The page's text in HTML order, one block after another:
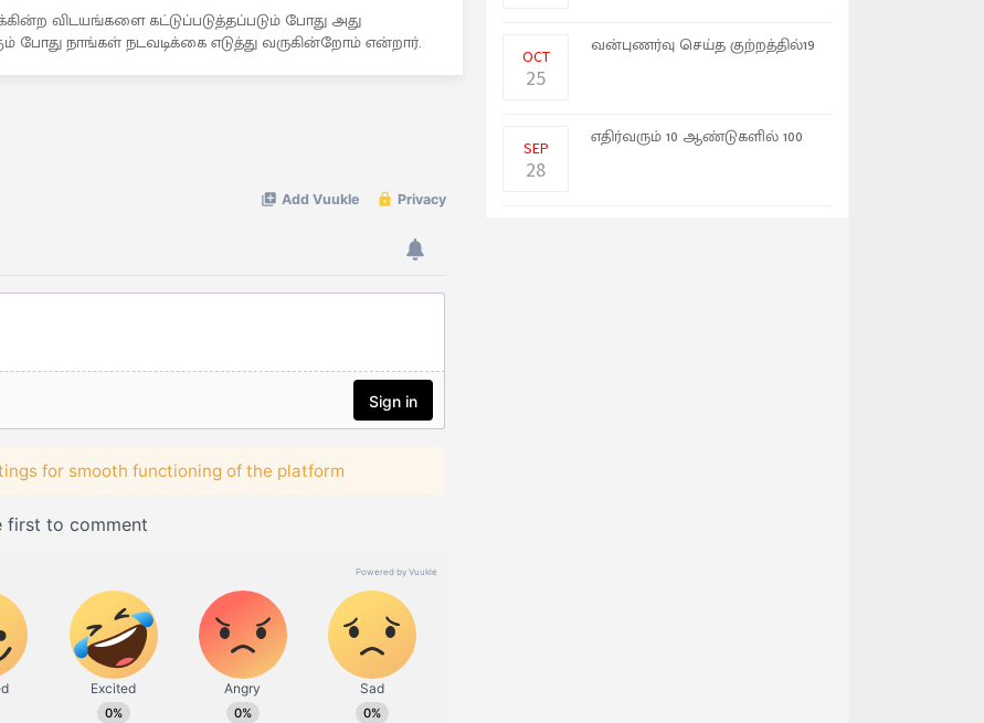
விடயங்களை கட்டுப்படுத்தப்படும் போது அது
போது நாங்கள் நடவடிக்கை எடுத்து வருகின்றோம் என்றார்.
OCT
25
வன்புணர்வு செய்த குற்றத்தில்19
SEP
28
எதிர்வரும் 10 ஆண்டுகளில் 100